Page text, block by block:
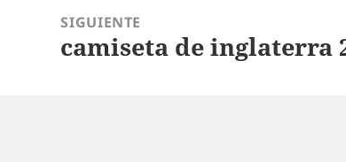
SIGUIENTE
Entrada
camiseta de inglaterra